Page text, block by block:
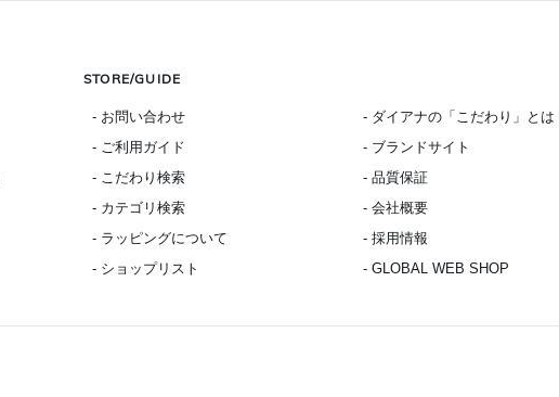
STORE/GUIDE
- お問い合わせ
- ご利用ガイド
- こだわり検索
- カテゴリ検索
- ラッピングについて
- ショップリスト
- ダイアナの「こだわり」とは
- ブランドサイト
- 品質保証
- 会社概要
- 採用情報
- GLOBAL WEB SHOP